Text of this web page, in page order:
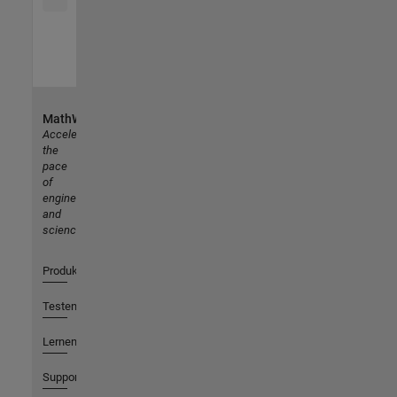
MathWorks
Accelerating
the
pace
of
engineering
and
science
Produkte
Testen oder Kaufen
Lernen
Support